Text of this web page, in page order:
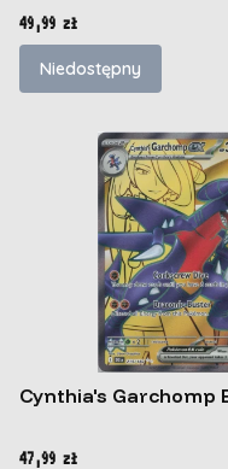
Cena
49,99 zł
Niedostępny
Cynthia's Garchomp
Cena
47,99 zł